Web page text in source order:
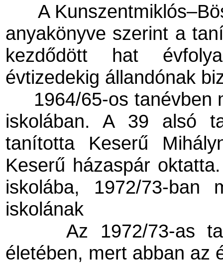
A
anyakönyve szerint a
kezdődött hat
évtizedekig állandónak
1964/65-os tanévben
iskolában. A 39 alsó
tanította Keserű
Keserű házaspár
iskolába, 1972/73-
iskolának
Az 1972/73-as
életében, mert abban az